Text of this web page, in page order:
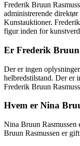
Frederik Bruun
administrerende
Kunstauktioner.
figur inden for
Er Frederik Bruun
Der er ingen
helbredstilstand. Der
Frederik Bruun
Hvem er Nina
Nina Bruun Rasmussen
Bruun Rasmussen er